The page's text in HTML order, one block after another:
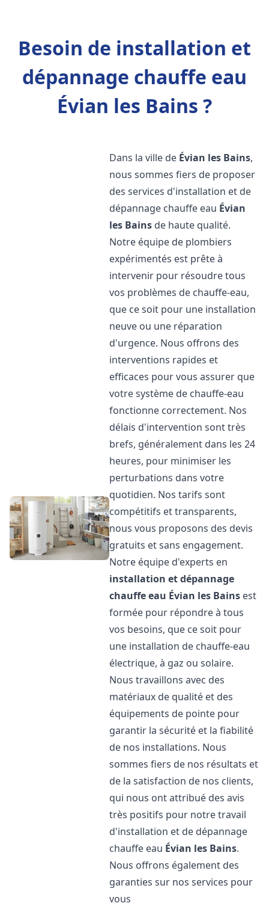
Besoin de installation et
dépannage chauffe eau
Évian les Bains ?
Dans la ville de Évian les Bains,
nous sommes fiers de proposer
des services d'installation et de
dépannage chauffe eau Évian
les Bains de haute qualité.
Notre équipe de plombiers
expérimentés est prête à
intervenir pour résoudre tous
vos problèmes de chauffe-eau,
que ce soit pour une installation
neuve ou une réparation
d'urgence. Nous offrons des
interventions rapides et
efficaces pour vous assurer que
votre système de chauffe-eau
fonctionne correctement. Nos
délais d'intervention sont très
brefs, généralement dans les 24
heures, pour minimiser les
perturbations dans votre
quotidien. Nos tarifs sont
compétitifs et transparents,
nous vous proposons des devis
gratuits et sans engagement.
Notre équipe d'experts en
installation et dépannage
chauffe eau Évian les Bains est
formée pour répondre à tous
vos besoins, que ce soit pour
une installation de chauffe-eau
électrique, à gaz ou solaire.
Nous travaillons avec des
matériaux de qualité et des
équipements de pointe pour
garantir la sécurité et la fiabilité
de nos installations. Nous
sommes fiers de nos résultats et
de la satisfaction de nos clients,
qui nous ont attribué des avis
très positifs pour notre travail
d'installation et de dépannage
chauffe eau Évian les Bains.
Nous offrons également des
garanties sur nos services pour
vous